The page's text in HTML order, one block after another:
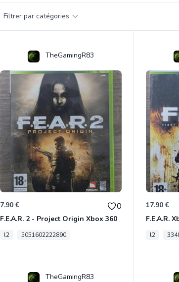
Filtrer par catégories
TheGamingR83
7.90 € 0
F.E.A.R. 2 - Project Origin Xbox 360
l2 5051602222890
17.90 €
F.E.A.R.
l2
TheGamingR83